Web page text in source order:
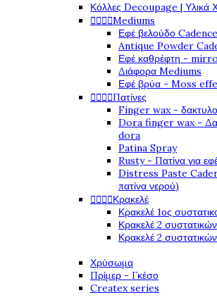
Κόλλες Decoupage | Υλικά
   Mediums
Εφέ βελούδο
Antique Powder
Εφέ καθρέφτη -
Διάφορα Mediums
Εφέ βρύα - Moss
   Πατίνες
Finger wax -
Dora finger wax -
dora
Patina Spray
Rusty - Πατίνα για
Distress Paste
πατίνα νερού)
   Κρακελέ
Κρακελέ 1ος
Κρακελέ 2
Κρακελέ 2
Χρύσωμα
Πρίμερ - Γκέσο
Createx series